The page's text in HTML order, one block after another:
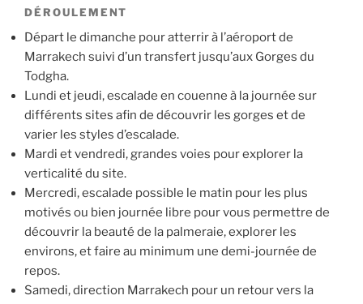
DÉROULEMENT
Départ le dimanche pour atterrir à l’aéroport de
Marrakech suivi d’un transfert jusqu’aux Gorges du
Todgha.
Lundi et jeudi, escalade en couenne à la journée sur
différents sites afin de découvrir les gorges et de
varier les styles d’escalade.
Mardi et vendredi, grandes voies pour explorer la
verticalité du site.
Mercredi, escalade possible le matin pour les plus
motivés ou bien journée libre pour vous permettre de
découvrir la beauté de la palmeraie, explorer les
environs, et faire au minimum une demi-journée de
repos.
Samedi, direction Marrakech pour un retour vers la